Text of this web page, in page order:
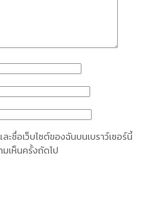
ะชื่อเว็บไซต์ของฉันบนเบราว์เซอร์นี้
เห็นครั้งถัดไป